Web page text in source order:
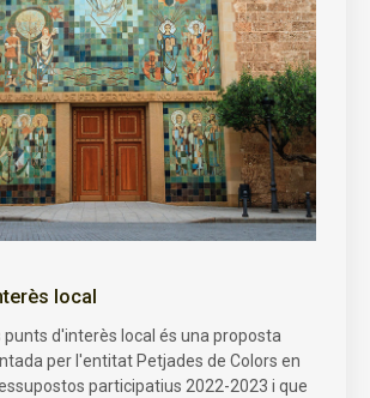
local
punts d'interès local és una proposta
per l'entitat Petjades de Colors en
participatius 2022-2023 i que